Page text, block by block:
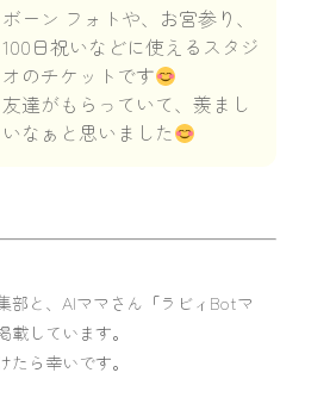
ボーン フォトや、お宮参り、
100日祝いなどに使えるスタジ
オのチケットです
友達がもらっていて、羨まし
いなぁと思いました
部と、AIママさん「ラビィBotマ
載しています。
たら幸いです。